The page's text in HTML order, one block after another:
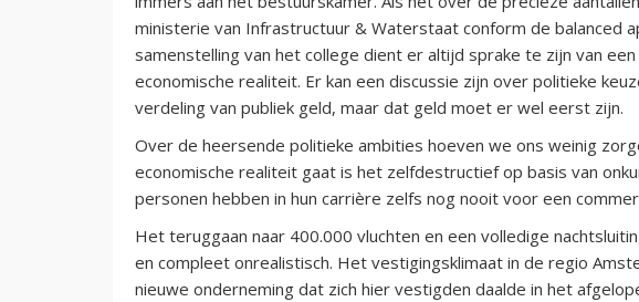
ministerie van Infrastructuur & Waterstaat conform de balanced
samenstelling van het college dient er altijd sprake te zijn van
economische realiteit. Er kan een discussie zijn over politieke
verdeling van publiek geld, maar dat geld moet er wel eerst zijn.
Over de heersende politieke ambities hoeven we ons weinig
economische realiteit gaat is het zelfdestructief op basis van
personen hebben in hun carrière zelfs nog nooit voor een
Het teruggaan naar 400.000 vluchten en een volledige
en compleet onrealistisch. Het vestigingsklimaat in de regio
nieuwe onderneming dat zich hier vestigden daalde in het